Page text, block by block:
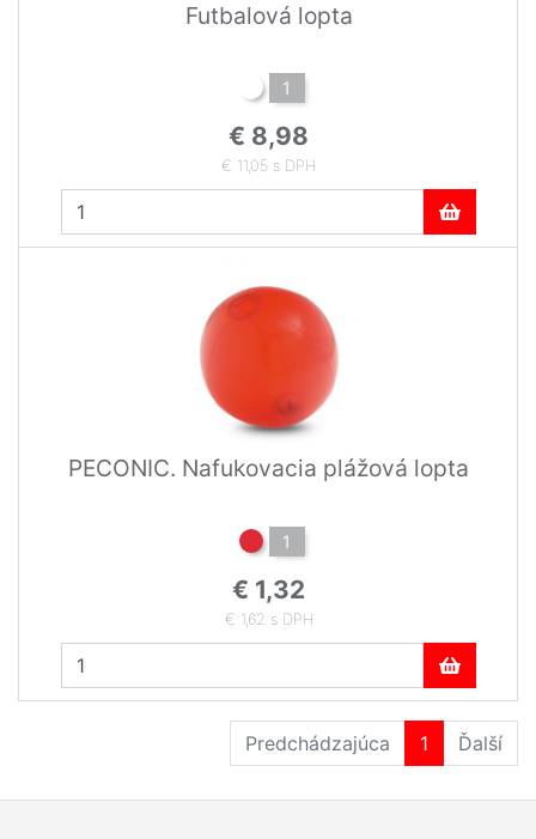
Futbalová lopta
1
€ 8,98
€ 11,05 s DPH
PECONIC. Nafukovacia plážová lopta
1
€ 1,32
€ 1,62 s DPH
Predchádzajúca 1 Ďalší